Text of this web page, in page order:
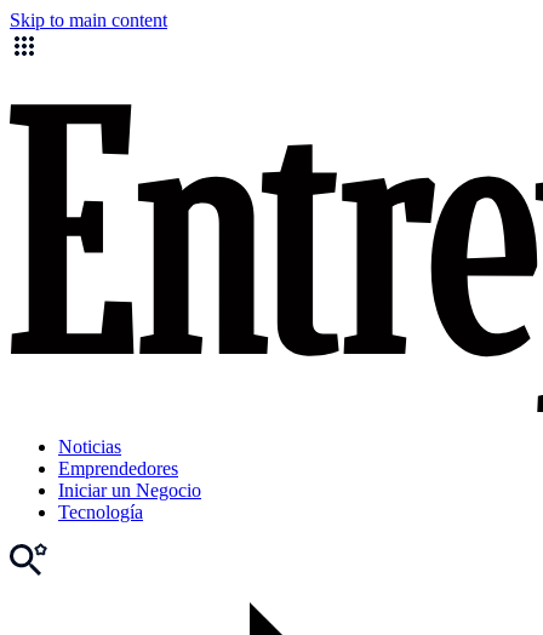
Skip to main content
Noticias
Emprendedores
Iniciar un Negocio
Tecnología